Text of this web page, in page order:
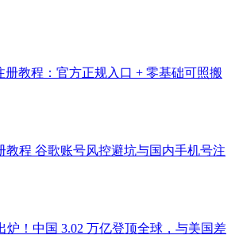
册教程：官方正规入口 + 零基础可照搬
教程 谷歌账号风控避坑与国内手机号注
炉！中国 3.02 万亿登顶全球，与美国差